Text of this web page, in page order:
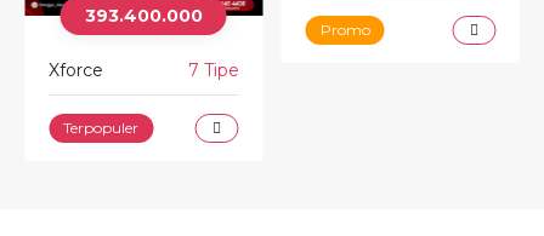
259.800.000